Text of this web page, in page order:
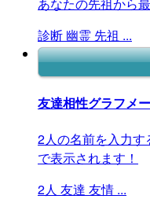
診断 幽霊 先祖 ...
友達相性グラフメ
2人の名前を入力
で表示されます！
2人 友達 友情 ...